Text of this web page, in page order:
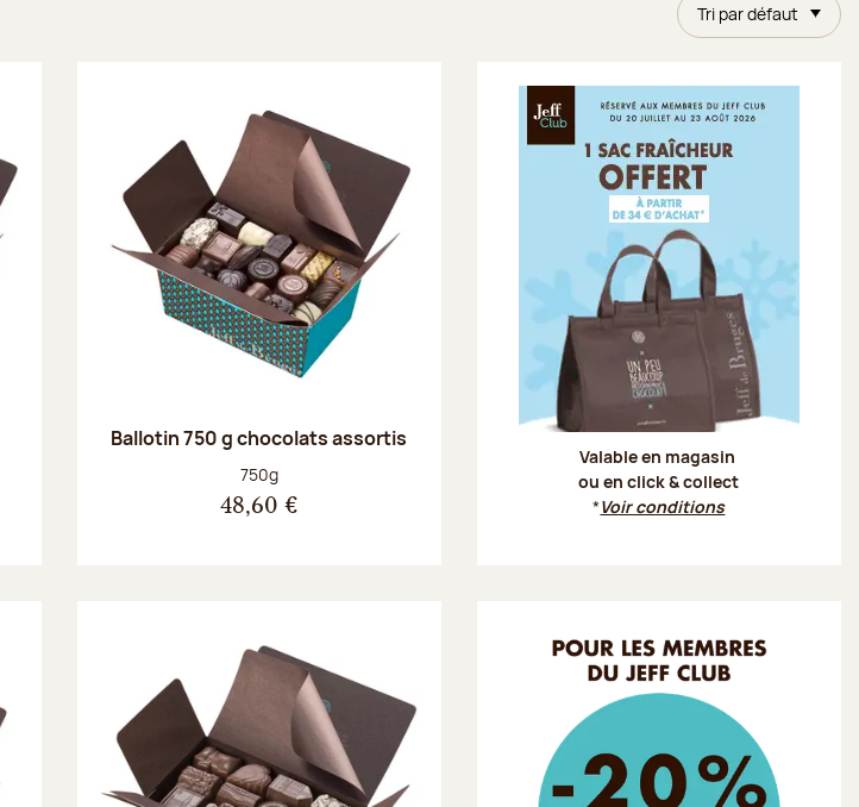
Tri par défaut
Ballotin 750 g chocolats assortis
Poids net :
750g
48,60 €
Valable en magasin
ou en click & collect
*Voir conditions